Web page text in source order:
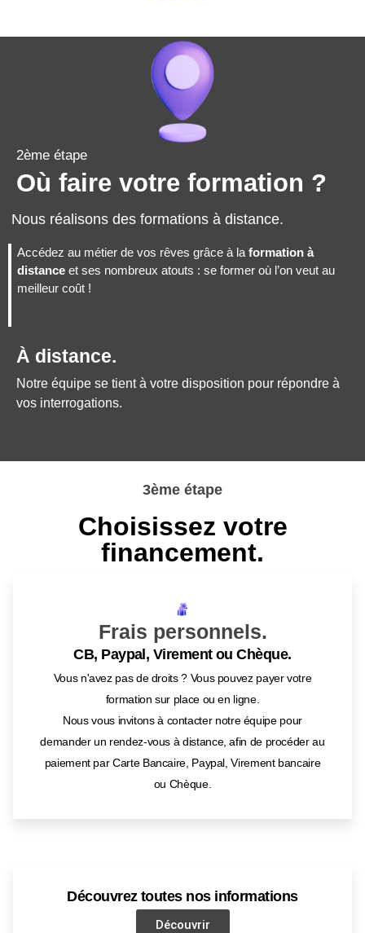
2ème étape
Où faire votre formation ?
Nous réalisons des formations à distance.
Accédez au métier de vos rêves grâce à la formation à
distance et ses nombreux atouts : se former où l’on veut au
meilleur coût !
À distance.
Notre équipe se tient à votre disposition pour répondre à
vos interrogations.
3ème étape
Choisissez votre
financement.
Frais personnels.
CB, Paypal, Virement ou Chèque.
Vous n'avez pas de droits ? Vous pouvez payer votre
formation sur place ou en ligne.
Nous vous invitons à contacter notre équipe pour
demander un rendez-vous à distance, afin de procéder au
paiement par Carte Bancaire, Paypal, Virement bancaire
ou Chèque.
Découvrez toutes nos informations
Découvrir